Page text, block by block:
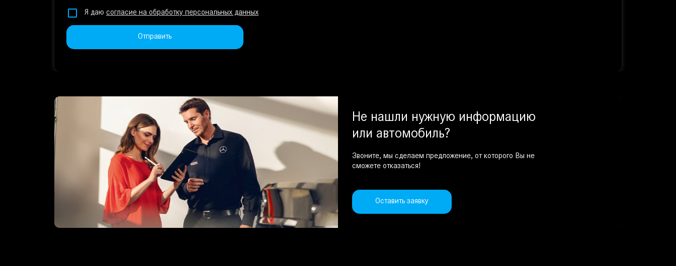
Я даю согласие на обработку персональных данных
Отправить
Не нашли нужную информацию
или автомобиль?
Звоните, мы сделаем предложение, от которого Вы не
сможете отказаться!
Оставить заявку